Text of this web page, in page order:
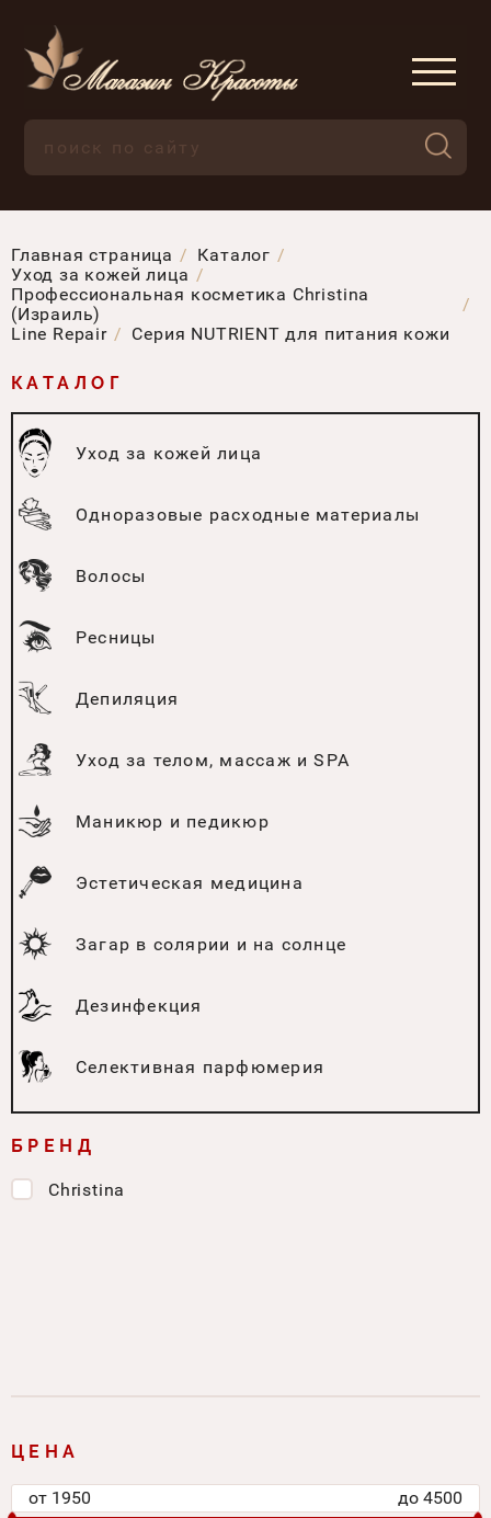
Главная страница
Каталог
Уход за кожей лица
Профессиональная косметика Christina
(Израиль)
Line Repair
Серия NUTRIENT для питания кожи
КАТАЛОГ
Уход за кожей лица
Одноразовые расходные материалы
Волосы
Ресницы
Депиляция
Уход за телом, массаж и SPA
Маникюр и педикюр
Эстетическая медицина
Загар в солярии и на солнце
Дезинфекция
Селективная парфюмерия
БРЕНД
Christina
ЦЕНА
от 1950 до 4500